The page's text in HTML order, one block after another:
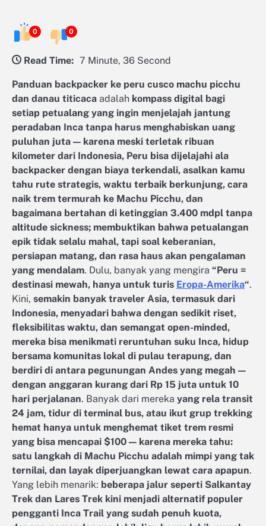
0 0
Read Time: 7 Minute, 36 Second
Panduan backpacker ke peru cusco machu picchu
dan danau titicaca adalah kompass digital bagi
setiap petualang yang ingin menjelajah jantung
peradaban Inca tanpa harus menghabiskan uang
puluhan juta — karena meski terletak ribuan
kilometer dari Indonesia, Peru bisa dijelajahi ala
backpacker dengan biaya terkendali, asalkan kamu
tahu rute strategis, waktu terbaik berkunjung, cara
naik trem termurah ke Machu Picchu, dan
bagaimana bertahan di ketinggian 3.400 mdpl tanpa
altitude sickness; membuktikan bahwa petualangan
epik tidak selalu mahal, tapi soal keberanian,
persiapan matang, dan rasa haus akan pengalaman
yang mendalam. Dulu, banyak yang mengira “Peru =
destinasi mewah, hanya untuk turis Eropa-Amerika“.
Kini, semakin banyak traveler Asia, termasuk dari
Indonesia, menyadari bahwa dengan sedikit riset,
fleksibilitas waktu, dan semangat open-minded,
mereka bisa menikmati reruntuhan suku Inca, hidup
bersama komunitas lokal di pulau terapung, dan
berdiri di antara pegunungan Andes yang megah —
dengan anggaran kurang dari Rp 15 juta untuk 10
hari perjalanan. Banyak dari mereka yang rela transit
24 jam, tidur di terminal bus, atau ikut grup trekking
hemat hanya untuk menghemat tiket trem resmi
yang bisa mencapai $100 — karena mereka tahu:
satu langkah di Machu Picchu adalah mimpi yang tak
ternilai, dan layak diperjuangkan lewat cara apapun.
Yang lebih menarik: beberapa jalur seperti Salkantay
Trek dan Lares Trek kini menjadi alternatif populer
pengganti Inca Trail yang sudah penuh kuota,